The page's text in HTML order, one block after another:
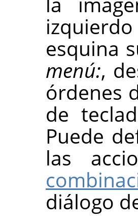
esquina
menú:,
órdenes
de
Puede
las
diálogo